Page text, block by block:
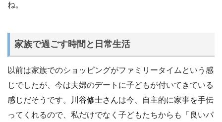
ね。
家族で過ごす時間と日常生活
以前は家族でのショッピングがファミリータイムという感
じでしたが、今は夫婦のデートに子どもが付いてきている
感じだそうです。
川谷修士さんは今、自主的に家事を手伝
ってくれるので、私だけでなく子どもたちからも「良いパ